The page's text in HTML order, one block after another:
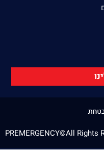
PREMERGENCY©All Rights